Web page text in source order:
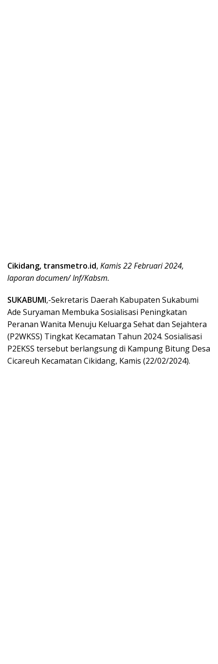
Cikidang, transmetro.id, Kamis 22 Februari 2024,
laporan documen/ Inf/Kabsm.
SUKABUMI,-Sekretaris Daerah Kabupaten Sukabumi
Ade Suryaman Membuka Sosialisasi Peningkatan
Peranan Wanita Menuju Keluarga Sehat dan Sejahtera
(P2WKSS) Tingkat Kecamatan Tahun 2024. Sosialisasi
P2EKSS tersebut berlangsung di Kampung Bitung Desa
Cicareuh Kecamatan Cikidang, Kamis (22/02/2024).